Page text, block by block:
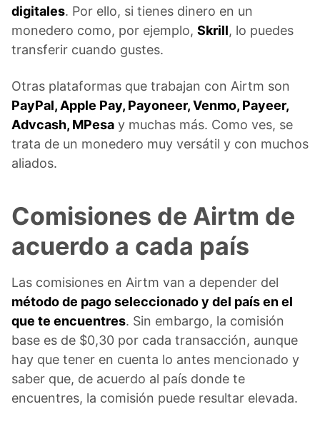
digitales. Por ello, si tienes dinero en un
monedero como, por ejemplo, Skrill, lo puedes
transferir cuando gustes.
Otras plataformas que trabajan con Airtm son
PayPal, Apple Pay, Payoneer, Venmo, Payeer,
Advcash, MPesa y muchas más. Como ves, se
trata de un monedero muy versátil y con muchos
aliados.
Comisiones de Airtm de
acuerdo a cada país
Las comisiones en Airtm van a depender del
método de pago seleccionado y del país en el
que te encuentres. Sin embargo, la comisión
base es de $0,30 por cada transacción, aunque
hay que tener en cuenta lo antes mencionado y
saber que, de acuerdo al país donde te
encuentres, la comisión puede resultar elevada.